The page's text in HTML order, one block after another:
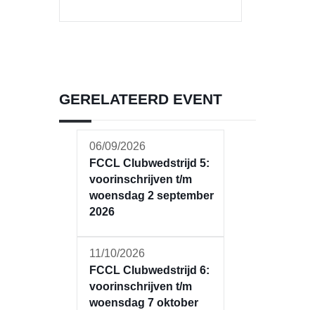
GERELATEERD EVENT
06/09/2026
FCCL Clubwedstrijd 5:
voorinschrijven t/m
woensdag 2 september
2026
11/10/2026
FCCL Clubwedstrijd 6:
voorinschrijven t/m
woensdag 7 oktober